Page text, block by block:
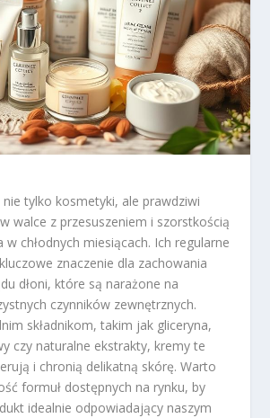
tylko kosmetyki, ale prawdziwi
walce z przesuszeniem i szorstkością
w chłodnych miesiącach. Ich regularne
znaczenie dla zachowania
dłoni, które są narażone na
czynników zewnętrznych.
składnikom, takim jak gliceryna,
czy naturalne ekstrakty, kremy te
i chronią delikatną skórę. Warto
formuł dostępnych na rynku, by
idealnie odpowiadający naszym